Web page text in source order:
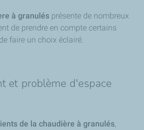
à granulés présente de nombreux
de prendre en compte certains
faire un choix éclairé.
et problème d'espace
de la chaudière à granulés,